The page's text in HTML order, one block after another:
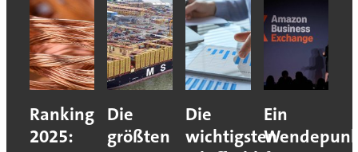
Ranking
2025:
Die
größten
Die
wichtigsten
Ein